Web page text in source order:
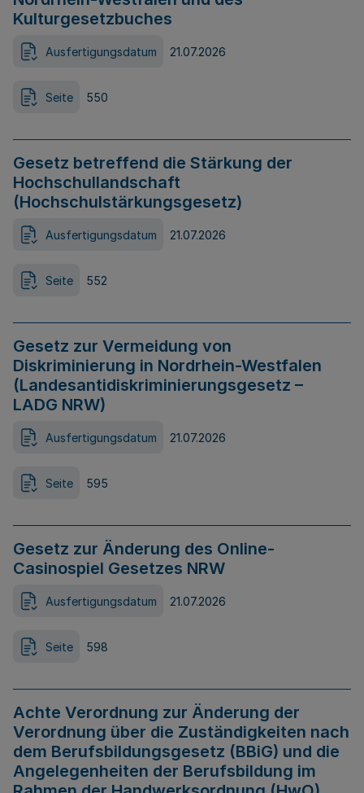
Kulturgesetzbuches
Ausfertigungsdatum 21.07.2026
Seite 550
Gesetz betreffend die Stärkung der
Hochschullandschaft
(Hochschulstärkungsgesetz)
Ausfertigungsdatum 21.07.2026
Seite 552
Gesetz zur Vermeidung von
Diskriminierung in Nordrhein-Westfalen
(Landesantidiskriminierungsgesetz –
LADG NRW)
Ausfertigungsdatum 21.07.2026
Seite 595
Gesetz zur Änderung des Online-
Casinospiel Gesetzes NRW
Ausfertigungsdatum 21.07.2026
Seite 598
Achte Verordnung zur Änderung der
Verordnung über die Zuständigkeiten nach
dem Berufsbildungsgesetz (BBiG) und die
Angelegenheiten der Berufsbildung im